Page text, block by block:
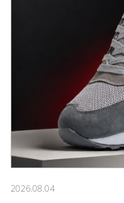
2026.08.04